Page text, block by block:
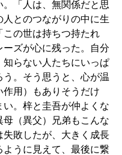
「人は、無関係だと思
とのつながりの中に生
この世は持ちつ持たれ
ズが心に残った。自分
らない人たちにいっぱ
。そう思うと、心が温
用）もありそうだけ
。梓と圭吾が仲よくな
（異父）兄弟もこんな
敗したが、大きく成長
うに見えて、最後に繋